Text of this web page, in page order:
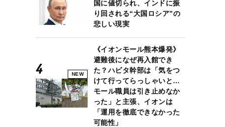
国に値切られ、インドに振
り回される“大国ロシア”の
悲しい現実
NEW
《イオンモール熊本爆発》
避難後になぜ再入館でき
た？ハビタ幹部は「気をつ
けて行ってらっしゃいと…
モール職員は引き止めなか
った」と主張、イオンは
「運用を徹底できなかった
可能性」